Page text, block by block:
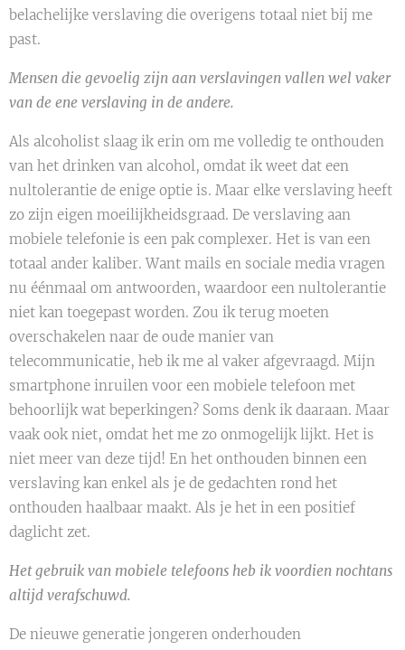
belachelijke verslaving die overigens totaal niet bij me
past.
Mensen die gevoelig zijn aan verslavingen vallen wel vaker
van de ene verslaving in de andere.
Als alcoholist slaag ik erin om me volledig te onthouden
van het drinken van alcohol, omdat ik weet dat een
nultolerantie de enige optie is. Maar elke verslaving heeft
zo zijn eigen moeilijkheidsgraad. De verslaving aan
mobiele telefonie is een pak complexer. Het is van een
totaal ander kaliber. Want mails en sociale media vragen
nu éénmaal om antwoorden, waardoor een nultolerantie
niet kan toegepast worden. Zou ik terug moeten
overschakelen naar de oude manier van
telecommunicatie, heb ik me al vaker afgevraagd. Mijn
smartphone inruilen voor een mobiele telefoon met
behoorlijk wat beperkingen? Soms denk ik daaraan. Maar
vaak ook niet, omdat het me zo onmogelijk lijkt. Het is
niet meer van deze tijd! En het onthouden binnen een
verslaving kan enkel als je de gedachten rond het
onthouden haalbaar maakt. Als je het in een positief
daglicht zet.
Het gebruik van mobiele telefoons heb ik voordien nochtans
altijd verafschuwd.
De nieuwe generatie jongeren onderhouden